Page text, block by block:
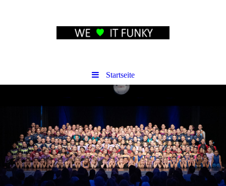
Startseite